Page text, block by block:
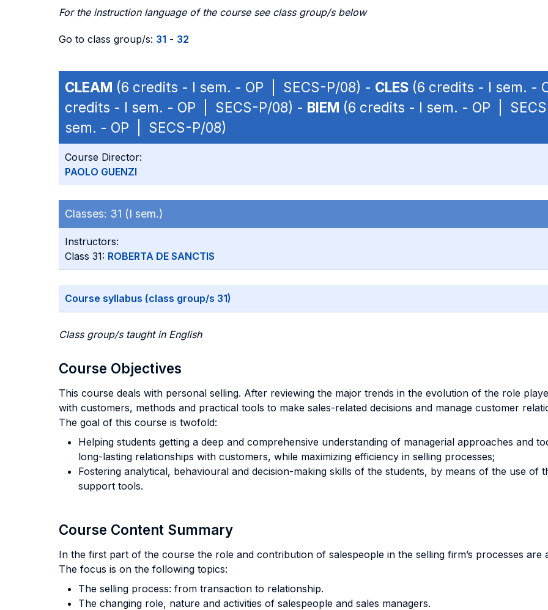
For the instruction language of the course see class group/s below
Go to class group/s: 31 - 32
CLEAM (6 credits - I sem. - OP | SECS-P/08) - CLES (6 credits - I sem. -
credits - I sem. - OP | SECS-P/08) - BIEM (6 credits - I sem. - OP |
sem. - OP | SECS-P/08)
Course Director:
PAOLO GUENZI
Classes: 31 (I sem.)
Instructors:
Class 31: ROBERTA DE SANCTIS
Course syllabus (class group/s 31)
Class group/s taught in English
Course Objectives
This course deals with personal selling. After reviewing the major trends in the evolution of the role
with customers, methods and practical tools to make sales-related decisions and manage customer
The goal of this course is twofold:
Helping students getting a deep and comprehensive understanding of managerial approaches and
long-lasting relationships with customers, while maximizing efficiency in selling processes;
Fostering analytical, behavioural and decision-making skills of the students, by means of the use of
support tools.
Course Content Summary
In the first part of the course the role and contribution of salespeople in the selling firm’s processes are
The focus is on the following topics:
The selling process: from transaction to relationship.
The changing role, nature and activities of salespeople and sales managers.